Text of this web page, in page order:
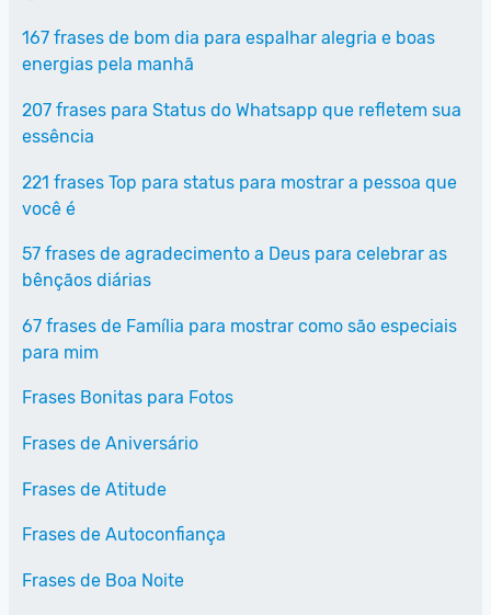
167 frases de bom dia para espalhar alegria e boas
energias pela manhã
207 frases para Status do Whatsapp que refletem sua
essência
221 frases Top para status para mostrar a pessoa que
você é
57 frases de agradecimento a Deus para celebrar as
bênçãos diárias
67 frases de Família para mostrar como são especiais
para mim
Frases Bonitas para Fotos
Frases de Aniversário
Frases de Atitude
Frases de Autoconfiança
Frases de Boa Noite